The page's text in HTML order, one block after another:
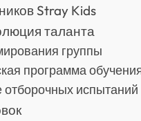
Stray Kids
таланта
группы
программа
испытаний